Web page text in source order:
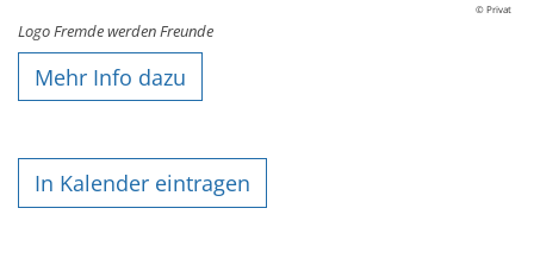
© Privat
Logo Fremde werden Freunde
Mehr Info dazu
In Kalender eintragen